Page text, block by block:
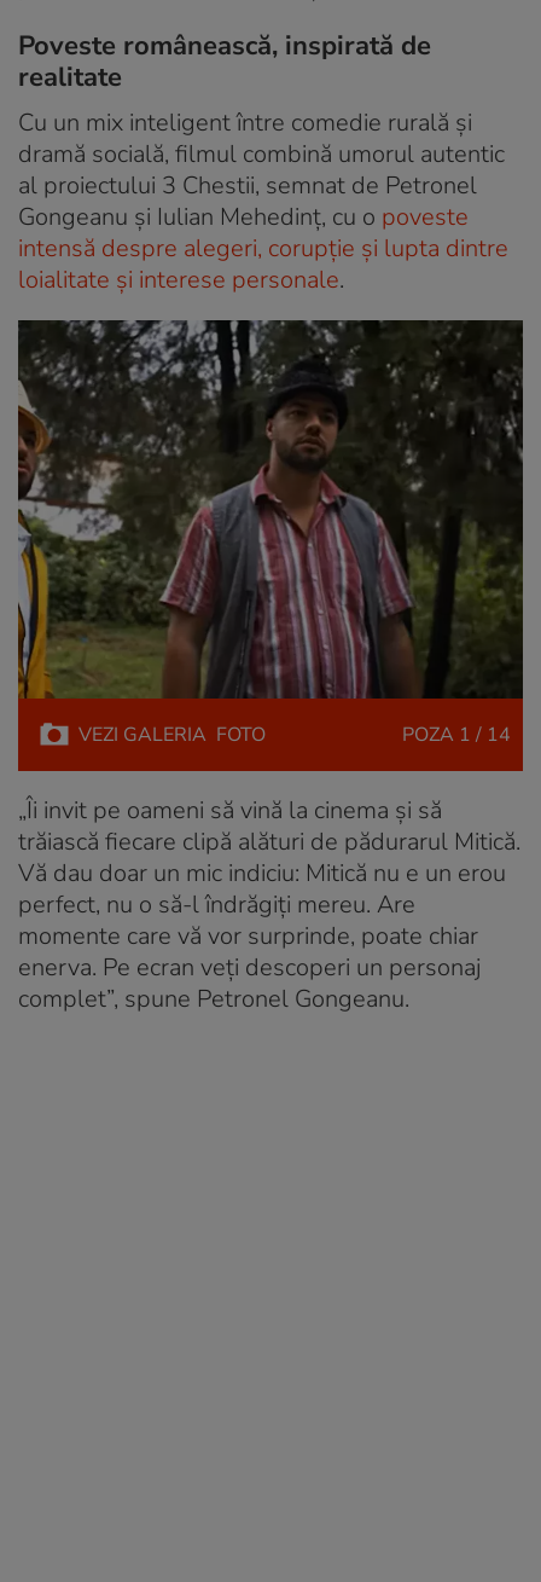
Poveste românească, inspirată de
realitate
Cu un mix inteligent între comedie rurală și
dramă socială, filmul combină umorul autentic
al proiectului 3 Chestii, semnat de Petronel
Gongeanu și Iulian Mehedinț, cu o poveste
intensă despre alegeri, corupție și lupta dintre
loialitate și interese personale.
VEZI GALERIA FOTO POZA 1 / 14
„Îi invit pe oameni să vină la cinema și să
trăiască fiecare clipă alături de pădurarul Mitică.
Vă dau doar un mic indiciu: Mitică nu e un erou
perfect, nu o să-l îndrăgiți mereu. Are
momente care vă vor surprinde, poate chiar
enerva. Pe ecran veți descoperi un personaj
complet”, spune Petronel Gongeanu.